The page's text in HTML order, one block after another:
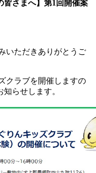
皆さまへ】第1回開催案
いただきありがとうご
クラブを開催しますの
らせします。